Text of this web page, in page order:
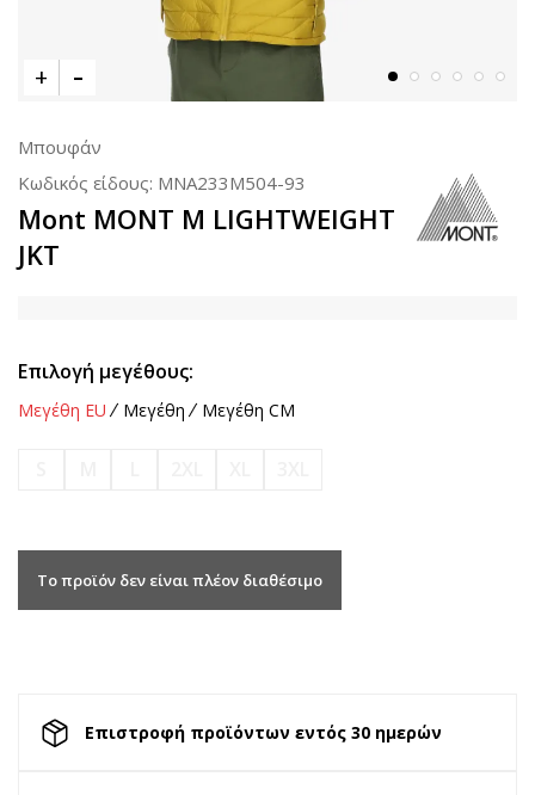
Μπουφάν
Κωδικός είδους: MNA233M504-93
Mont MONT M LIGHTWEIGHT
JKT
Επιλογή μεγέθους:
Μεγέθη EU Μεγέθη Μεγέθη CM
Το προϊόν δεν είναι πλέον διαθέσιμο
Επιστροφή προϊόντων εντός 30 ημερών